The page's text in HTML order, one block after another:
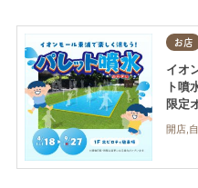
お店
イオ
ト噴
限定
開店,